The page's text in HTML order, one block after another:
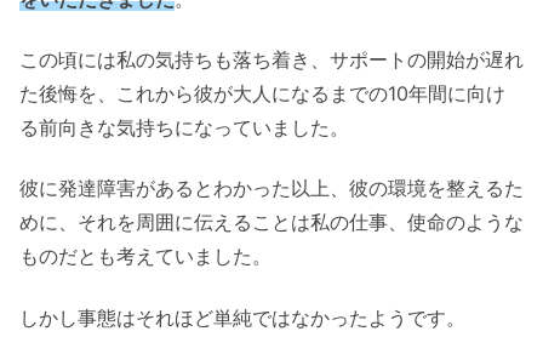
この頃には私の気持ちも落ち着き、サポートの開始が遅れ
た後悔を、これから彼が大人になるまでの10年間に向け
る前向きな気持ちになっていました。
彼に発達障害があるとわかった以上、彼の環境を整えるた
めに、それを周囲に伝えることは私の仕事、使命のような
ものだとも考えていました。
しかし事態はそれほど単純ではなかったようです。